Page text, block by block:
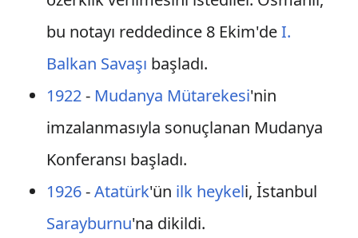
bu notayı reddedince 8 Ekim'deI.
Balkan Savaşı başladı.
1922- Mudanya Mütarekesi'nin
imzalanmasıyla sonuçlanan Mudanya
Konferansı başladı.
1926-Atatürk'ün ilk heykeli, İstanbul
Sarayburnu'na dikildi.